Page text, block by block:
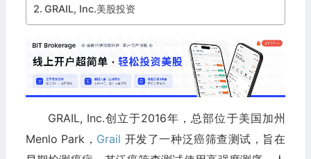
GRAIL, Inc.美股投资
GRAIL, Inc.创立于2016年，总部位于美国加州
Menlo Park， Grail 开发了一种泛癌筛查测试，旨在